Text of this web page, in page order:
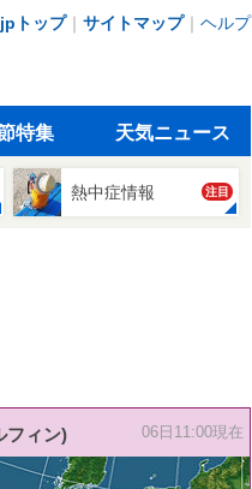
トップ｜ サイトマップ｜ ヘルプ
特集 天気ニュース
熱中症情報 注目
フィン) 06日11:00現在